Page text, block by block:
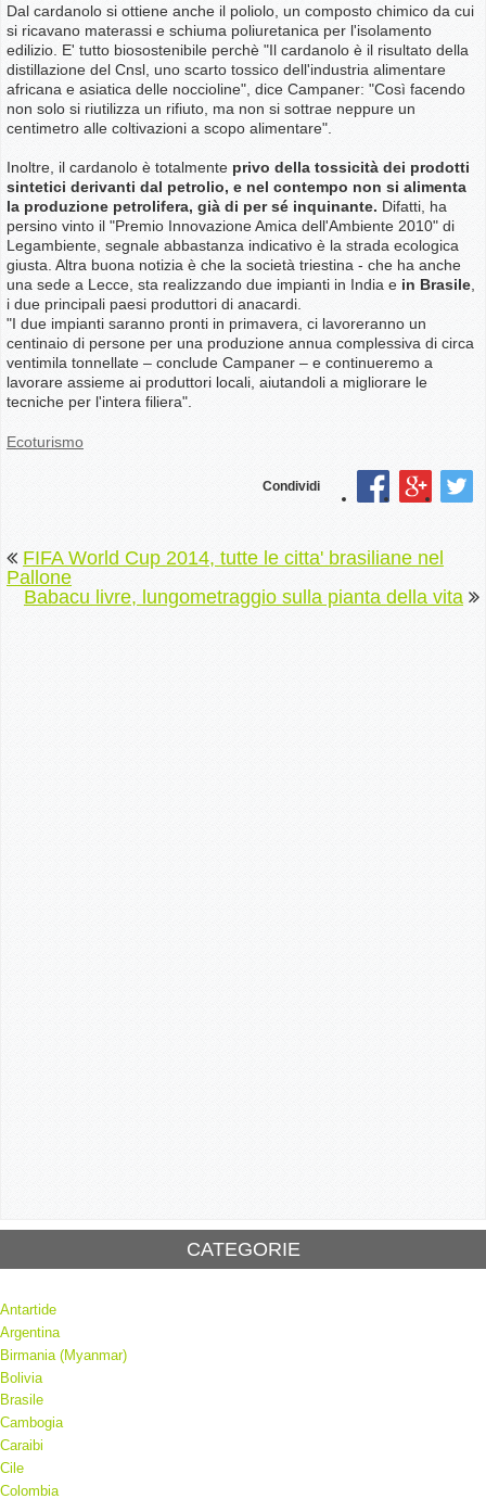
Dal cardanolo si ottiene anche il poliolo, un composto chimico da cui
si ricavano materassi e schiuma poliuretanica per l'isolamento
edilizio. E' tutto biosostenibile perchè "Il cardanolo è il risultato della
distillazione del Cnsl, uno scarto tossico dell'industria alimentare
africana e asiatica delle noccioline", dice Campaner: "Così facendo
non solo si riutilizza un rifiuto, ma non si sottrae neppure un
centimetro alle coltivazioni a scopo alimentare".
Inoltre, il cardanolo è totalmente privo della tossicità dei prodotti
sintetici derivanti dal petrolio, e nel contempo non si alimenta
la produzione petrolifera, già di per sé inquinante. Difatti, ha
persino vinto il "Premio Innovazione Amica dell'Ambiente 2010" di
Legambiente, segnale abbastanza indicativo è la strada ecologica
giusta. Altra buona notizia è che la società triestina - che ha anche
una sede a Lecce, sta realizzando due impianti in India e in Brasile
i due principali paesi produttori di anacardi.
"I due impianti saranno pronti in primavera, ci lavoreranno un
centinaio di persone per una produzione annua complessiva di circa
ventimila tonnellate – conclude Campaner – e continueremo a
lavorare assieme ai produttori locali, aiutandoli a migliorare le
tecniche per l'intera filiera".
Ecoturismo
Condividi
FIFA World Cup 2014, tutte le citta' brasiliane nel
Pallone
Babacu livre, lungometraggio sulla pianta della vita
CATEGORIE
Antartide
Argentina
Birmania (Myanmar)
Bolivia
Brasile
Cambogia
Caraibi
Cile
Colombia